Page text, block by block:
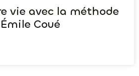
vie avec la méthode
Coué